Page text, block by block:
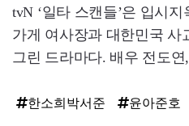
tvN ‘일타 스캔들’은 입시
가게 여사장과 대한민국 사
그린 드라마다. 배우 전도
한소희박서준 윤아준호